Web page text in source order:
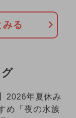
みる
2026年夏休み
め「夜の水族